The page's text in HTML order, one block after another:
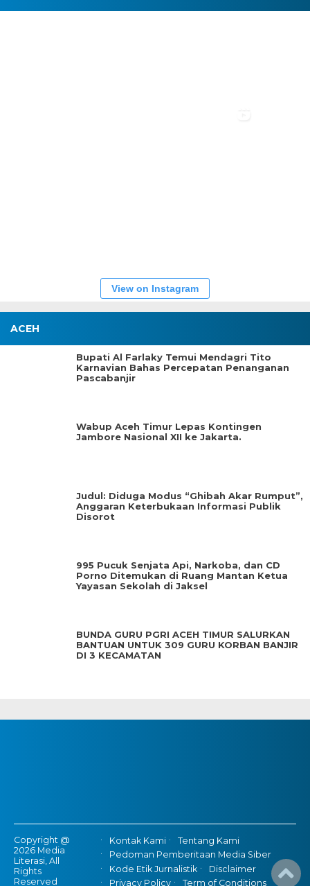
View on Instagram
ACEH
Bupati Al Farlaky Temui Mendagri Tito
Karnavian Bahas Percepatan Penanganan
Pascabanjir
Wabup Aceh Timur Lepas Kontingen
Jambore Nasional XII ke Jakarta.
Judul: Diduga Modus “Ghibah Akar Rumput”,
Anggaran Keterbukaan Informasi Publik
Disorot
995 Pucuk Senjata Api, Narkoba, dan CD
Porno Ditemukan di Ruang Mantan Ketua
Yayasan Sekolah di Jaksel
BUNDA GURU PGRI ACEH TIMUR SALURKAN
BANTUAN UNTUK 309 GURU KORBAN BANJIR
DI 3 KECAMATAN
Copyright @
2026 Media
Literasi, All
Rights
Reserved
Kontak Kami
Tentang Kami
Pedoman Pemberitaan Media Siber
Kode Etik Jurnalistik
Disclaimer
Privacy Policy
Term of Conditions